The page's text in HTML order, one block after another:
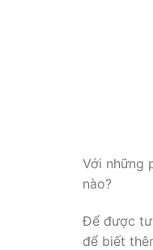
Với những
nào?
Để được tư
để biết